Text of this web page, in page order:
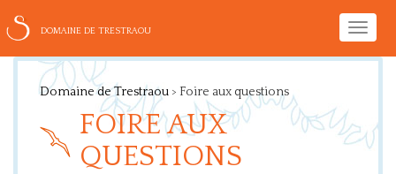
Toggle
DOMAINE DE TRESTRAOU
Domaine de Trestraou > Foire aux questions
FOIRE AUX
QUESTIONS